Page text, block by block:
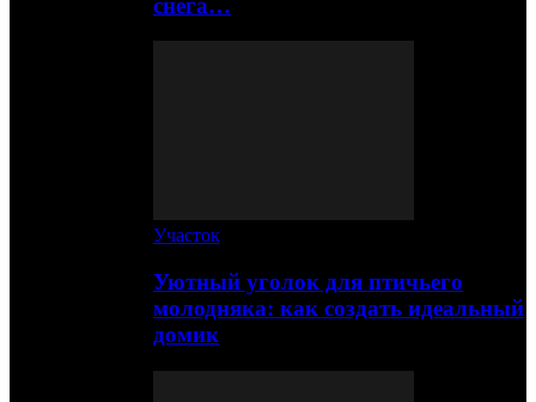
Участок
Уютный уголок для птичьего
молодняка: как создать идеальный
домик